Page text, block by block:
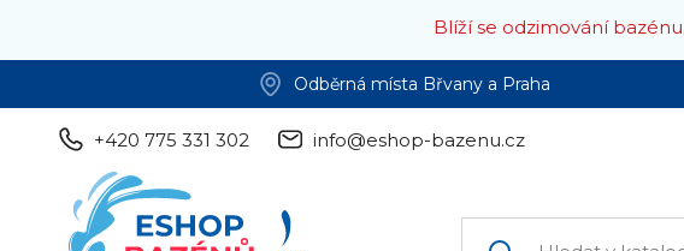
Blíží se odzimování
Odběrná místa Břvany a Praha
+420 775 331 302 info@eshop-bazenu.cz